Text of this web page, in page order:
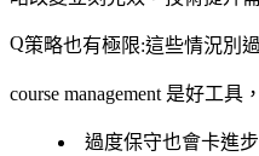
策略也有極限:這些情況別
course management 是好工具
過度保守也會卡進步